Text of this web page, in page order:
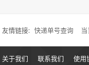
友情链接: 快递单号查询
关于我们 联系我们 使用